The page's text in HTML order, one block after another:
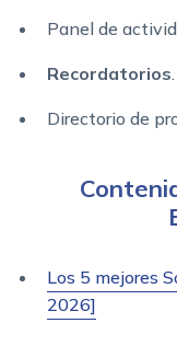
Panel de
Recordatorios
Directorio de
Los 5 mejores
2026]